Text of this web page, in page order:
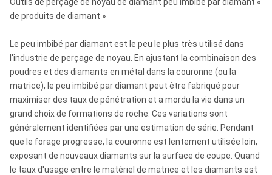
de produits de diamant »
Le peu imbibé par diamant est le peu le plus très utilisé dans
l'industrie de perçage de noyau. En ajustant la combinaison des
poudres et des diamants en métal dans la couronne (ou la
matrice), le peu imbibé par diamant peut être fabriqué pour
maximiser des taux de pénétration et a mordu la vie dans un
grand choix de formations de roche. Ces variations sont
généralement identifiées par une estimation de série. Pendant
que le forage progresse, la couronne est lentement utilisée loin,
exposant de nouveaux diamants sur la surface de coupe. Quand
le taux d'usage entre le matériel de matrice et les diamants est